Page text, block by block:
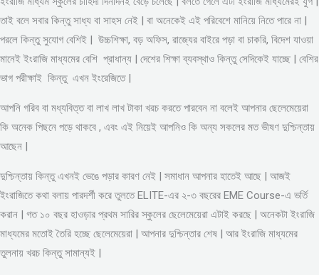
তাই বলে সবার কিন্তু সাধ্য বা সাহস নেই | বা অনেকেই এই পরিবেশে মানিয়ে নিতে পারে না |
পরলে কিন্তু সুযোগ বেশিই | উচ্চশিক্ষা, বড় অফিস, রাজ্যের বাইরে পড়া বা চাকরি, বিদেশ যাওয়া
মানেই ইংরাজি মাধ্যমের বেশি প্রাধান্য | দেশের শিক্ষা ব্যবস্থাও কিন্তু সেদিকেই যাচ্ছে | বেশির
ভাগ পরীক্ষাই কিন্তু এখন ইংরেজিতে |
আপনি গরিব বা মধ্যবিত্ত বা লাখ লাখ টাকা খরচ করতে পারবেন না বলেই আপনার ছেলেমেয়েরা
কি অনেক পিছনে পড়ে থাকবে , এবং এই নিয়েই আপনিও কি অন্য সকলের মত ভীষণ দুশ্চিন্তায়
আছেন |
দুশ্চিন্তায় কিন্তু এখনই ভেঙে পড়ার কারণ নেই | সমাধান আপনার হাতেই আছে | আজই
ইংরাজিতে কথা বলায় পারদর্শী করে তুলতে ELITE-এর ২-৩ বছরের EME Course-এ ভর্তি
করান | গত ১০ বছর হাওড়ার প্রথম সারির স্কুলের ছেলেমেয়েরা এটাই করছে | অনেকটা ইংরাজি
মাধ্যমের মতোই তৈরি হচ্ছে ছেলেমেয়েরা | আপনার দুশ্চিন্তার শেষ | আর ইংরাজি মাধ্যমের
তুলনায় খরচ কিন্তু সামান্যই |